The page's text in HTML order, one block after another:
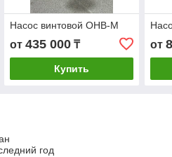
Насос винтовой ОНВ-М
от 435 000₸
Купить
от
год